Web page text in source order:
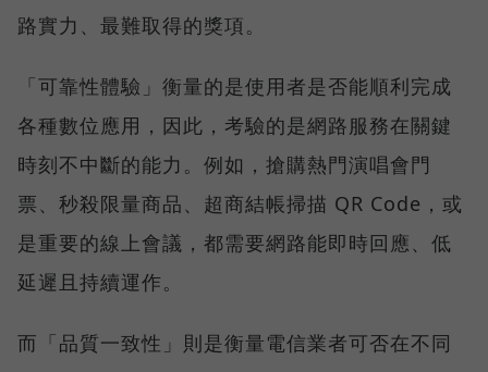
路實力、最難取得的獎項。
「可靠性體驗」衡量的是使用者是否能順利完成
各種數位應用，因此，考驗的是網路服務在關鍵
時刻不中斷的能力。例如，搶購熱門演唱會門
票、秒殺限量商品、超商結帳掃描 QR Code，或
是重要的線上會議，都需要網路能即時回應、低
延遲且持續運作。
而「品質一致性」則是衡量電信業者可否在不同